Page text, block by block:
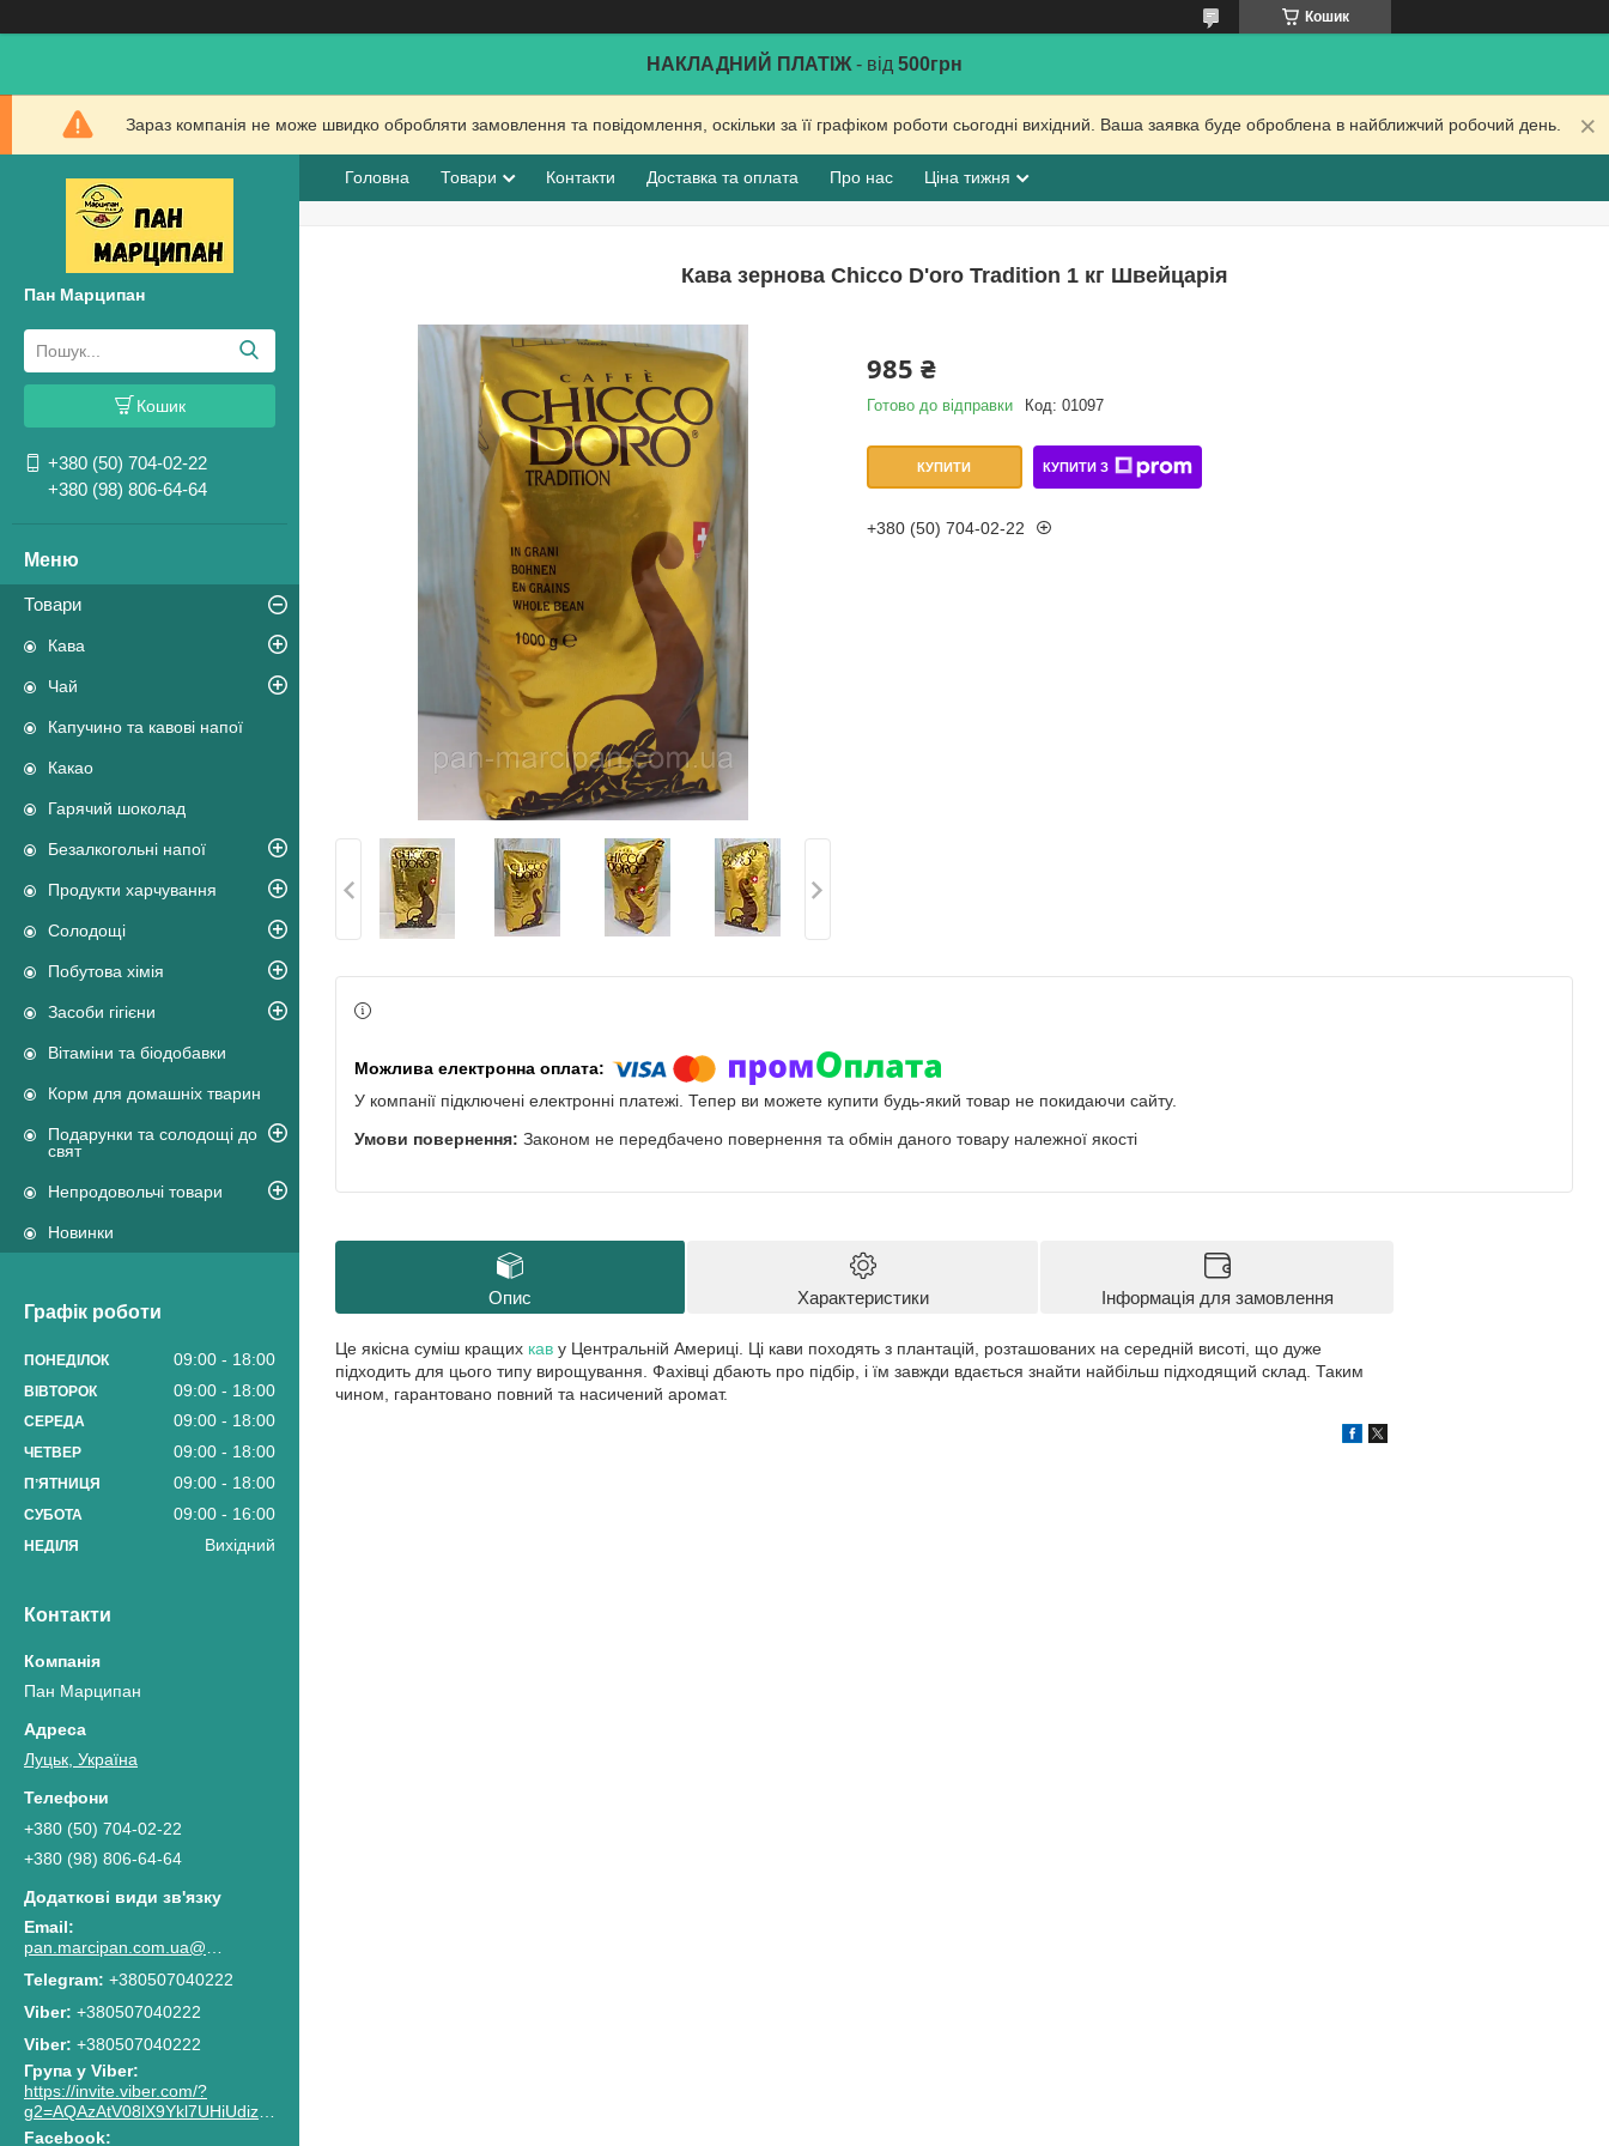
Кошик
НАКЛАДНИЙ ПЛАТІЖ - від 500грн
Зараз компанія не може швидко обробляти замовлення та повідомлення, оскільки за її графіком роботи сьогодні вихідний. Ваша заявка буде оброблена в найближчий робочий день.
Пан Марципан
Кошик
+380 (50) 704-02-22
+380 (98) 806-64-64
Товари
Кава
Чай
Капучино та кавові напої
Какао
Гарячий шоколад
Безалкогольні напої
Продукти харчування
Солодощі
Побутова хімія
Засоби гігієни
Вітаміни та біодобавки
Корм для домашніх тварин
Подарунки та солодощі до
свят
Непродовольчі товари
Новинки
Графік роботи
ПОНЕДІЛОК 09:00 18:00
ВІВТОРОК 09:00 18:00
СЕРЕДА 09:00 18:00
ЧЕТВЕР 09:00 18:00
ПʼЯТНИЦЯ 09:00 18:00
СУБОТА 09:00 16:00
НЕДІЛЯ Вихідний
Контакти
Пан Марципан
Луцьк, Україна
+380 (50) 704-02-22
+380 (98) 806-64-64
pan.marcipan.com.ua@gmail.com
+380507040222
+380507040222
Viber +380507040222
Група у Viber
https://invite.viber.com/?
g2=AQAzAtV08lX9Ykl7UHiUdiz2lJaGpR6lsG8M4RbzQPAkG0NWtCn7PhJnwk8g8F2c
Facebook
Головна Товари Контакти Доставка та оплата Про нас Ціна тижня
Кава зернова Chicco D'oro Tradition 1 кг Швейцарія
985 ₴
Готово до відправки Код: 01097
КУПИТИ КУПИТИ З
+380 (50) 704-02-22
У компанії підключені електронні платежі. Тепер ви можете купити будь-який товар не покидаючи сайту.
Законом не передбачено повернення та обмін даного товару належної якості
Опис Характеристики Інформація для замовлення
Це якісна суміш кращих кав у Центральній Америці. Ці кави походять з плантацій, розташованих на середній висоті, що дуже
підходить для цього типу вирощування. Фахівці дбають про підбір, і їм завжди вдається знайти найбільш підходящий склад. Таким
чином, гарантовано повний та насичений аромат.